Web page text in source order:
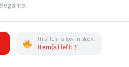
This item is low in stock.
Item(s) left: 1